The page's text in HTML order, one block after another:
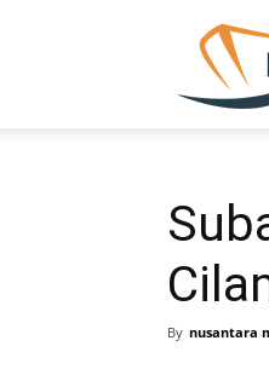
By nusantara